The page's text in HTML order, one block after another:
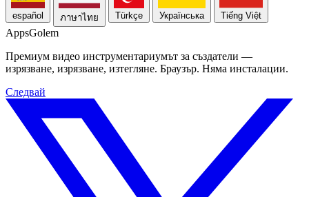
español ภาษาไทย Türkçe Українська Tiếng Việt
AppsGolem
Премиум видео инструментариумът за създатели —
изрязване, изрязване, изтегляне. Браузър. Няма инсталации.
Следвай